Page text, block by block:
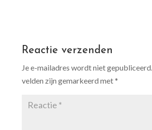
Reactie verzenden
Je e-mailadres wordt niet gepubliceerd.
velden zijn gemarkeerd met*